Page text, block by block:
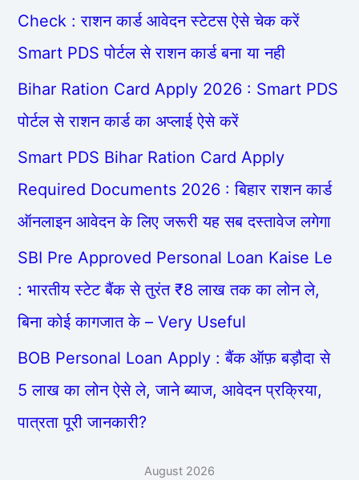
Check : राशन कार्ड आवेदन स्टेटस ऐसे चेक करें
Smart PDS पोर्टल से राशन कार्ड बना या नही
Bihar Ration Card Apply 2026 : Smart PDS
पोर्टल से राशन कार्ड का अप्लाई ऐसे करें
Smart PDS Bihar Ration Card Apply
Required Documents 2026 : बिहार राशन कार्ड
ऑनलाइन आवेदन के लिए जरूरी यह सब दस्तावेज लगेगा
SBI Pre Approved Personal Loan Kaise Le
: भारतीय स्टेट बैंक से तुरंत ₹8 लाख तक का लोन ले,
बिना कोई कागजात के – Very Useful
BOB Personal Loan Apply : बैंक ऑफ़ बड़ौदा से
5 लाख का लोन ऐसे ले, जाने ब्याज, आवेदन प्रक्रिया,
पात्रता पूरी जानकारी?
August 2026